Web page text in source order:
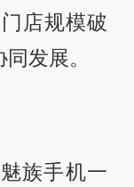
店规模破
发展。
族手机一